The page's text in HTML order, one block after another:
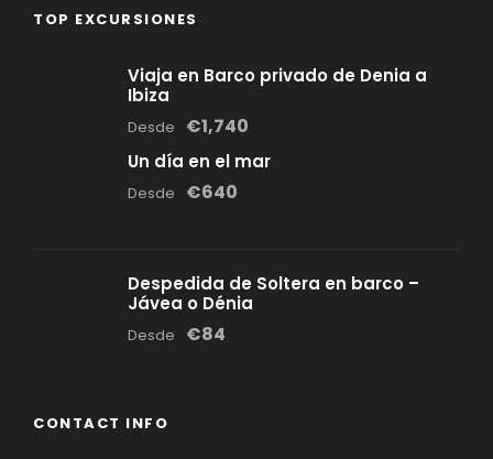
TOP EXCURSIONES
Viaja en Barco privado de Denia a
Ibiza
Desde €1,740
Un día en el mar
Desde €640
Despedida de Soltera en barco –
Jávea o Dénia
Desde €84
CONTACT INFO